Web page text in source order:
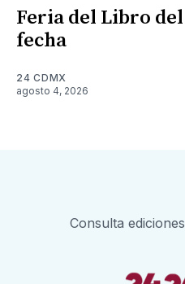
Feria del Libro
fecha
24 CDMX
agosto 4, 2026
Consulta